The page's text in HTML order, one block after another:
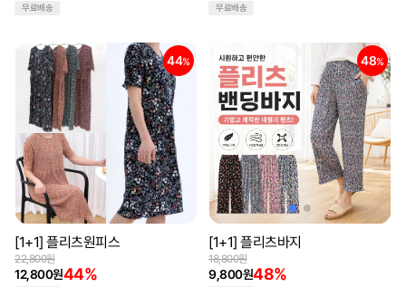
무료배송 무료배송
44%
[1+1] 플리츠원피스
12,800원44%
22,800원
48%
[1+1] 플리츠바지
9,800원48%
18,800원